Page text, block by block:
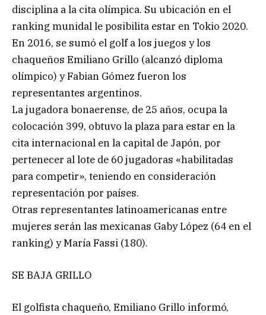
disciplina a la cita olímpica. Su ubicación en el
ranking munidal le posibilita estar en Tokio 2020.
En 2016, se sumó el golf a los juegos y los
chaqueños Emiliano Grillo (alcanzó diploma
olímpico) y Fabian Gómez fueron los
representantes argentinos.
La jugadora bonaerense, de 25 años, ocupa la
colocación 399, obtuvo la plaza para estar en la
cita internacional en la capital de Japón, por
pertenecer al lote de 60 jugadoras «habilitadas
para competir», teniendo en consideración
representación por países.
Otras representantes latinoamericanas entre
mujeres serán las mexicanas Gaby López (64 en el
ranking) y María Fassi (180).
SE BAJA GRILLO
El golfista chaqueño, Emiliano Grillo informó,